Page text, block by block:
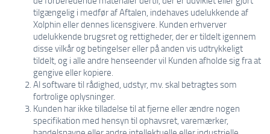
tilgængelig i medfør af Aftalen, indehaves udelukkende af
Xolphin eller dennes licensgivere. Kunden erhverver
udelukkende brugsret og rettigheder, der er tildelt igennem
disse vilkår og betingelser eller på anden vis udtrykkeligt
tildelt, og i alle andre henseender vil Kunden afholde sig fra at
gengive eller kopiere.
Al software til rådighed, udstyr, mv. skal betragtes som
fortrolige oplysninger.
Kunden har ikke tilladelse til at fjerne eller ændre nogen
specifikation med hensyn til ophavsret, varemærker,